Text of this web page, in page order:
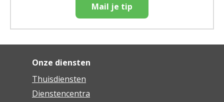
Mail je tip
Onze diensten
Thuisdiensten
Dienstencentra